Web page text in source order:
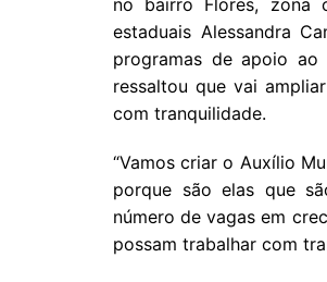
estaduais Alessandra
programas de apoio ao
ressaltou que vai
com tranquilidade.
“Vamos criar o Auxílio
porque são elas que
número de vagas em
possam trabalhar com